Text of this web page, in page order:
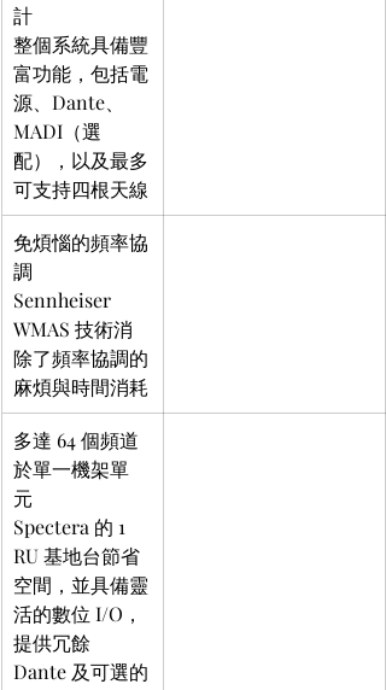
計
整個系統具備豐
富功能，包括電
源、Dante、
MADI（選
配），以及最多
可支持四根天線
免煩惱的頻率協
調
Sennheiser
WMAS 技術消
除了頻率協調的
麻煩與時間消耗
多達 64 個頻道
於單一機架單
元
Spectera 的 1
RU 基地台節省
空間，並具備靈
活的數位 I/O，
提供冗餘
Dante 及可選的